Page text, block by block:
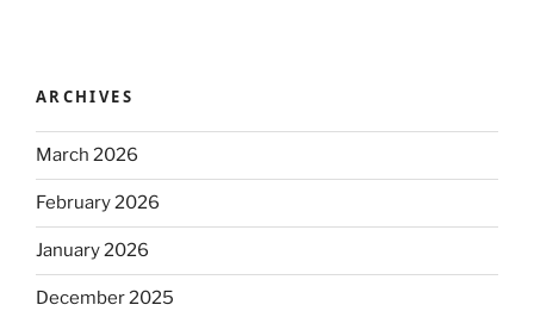
ARCHIVES
March 2026
February 2026
January 2026
December 2025